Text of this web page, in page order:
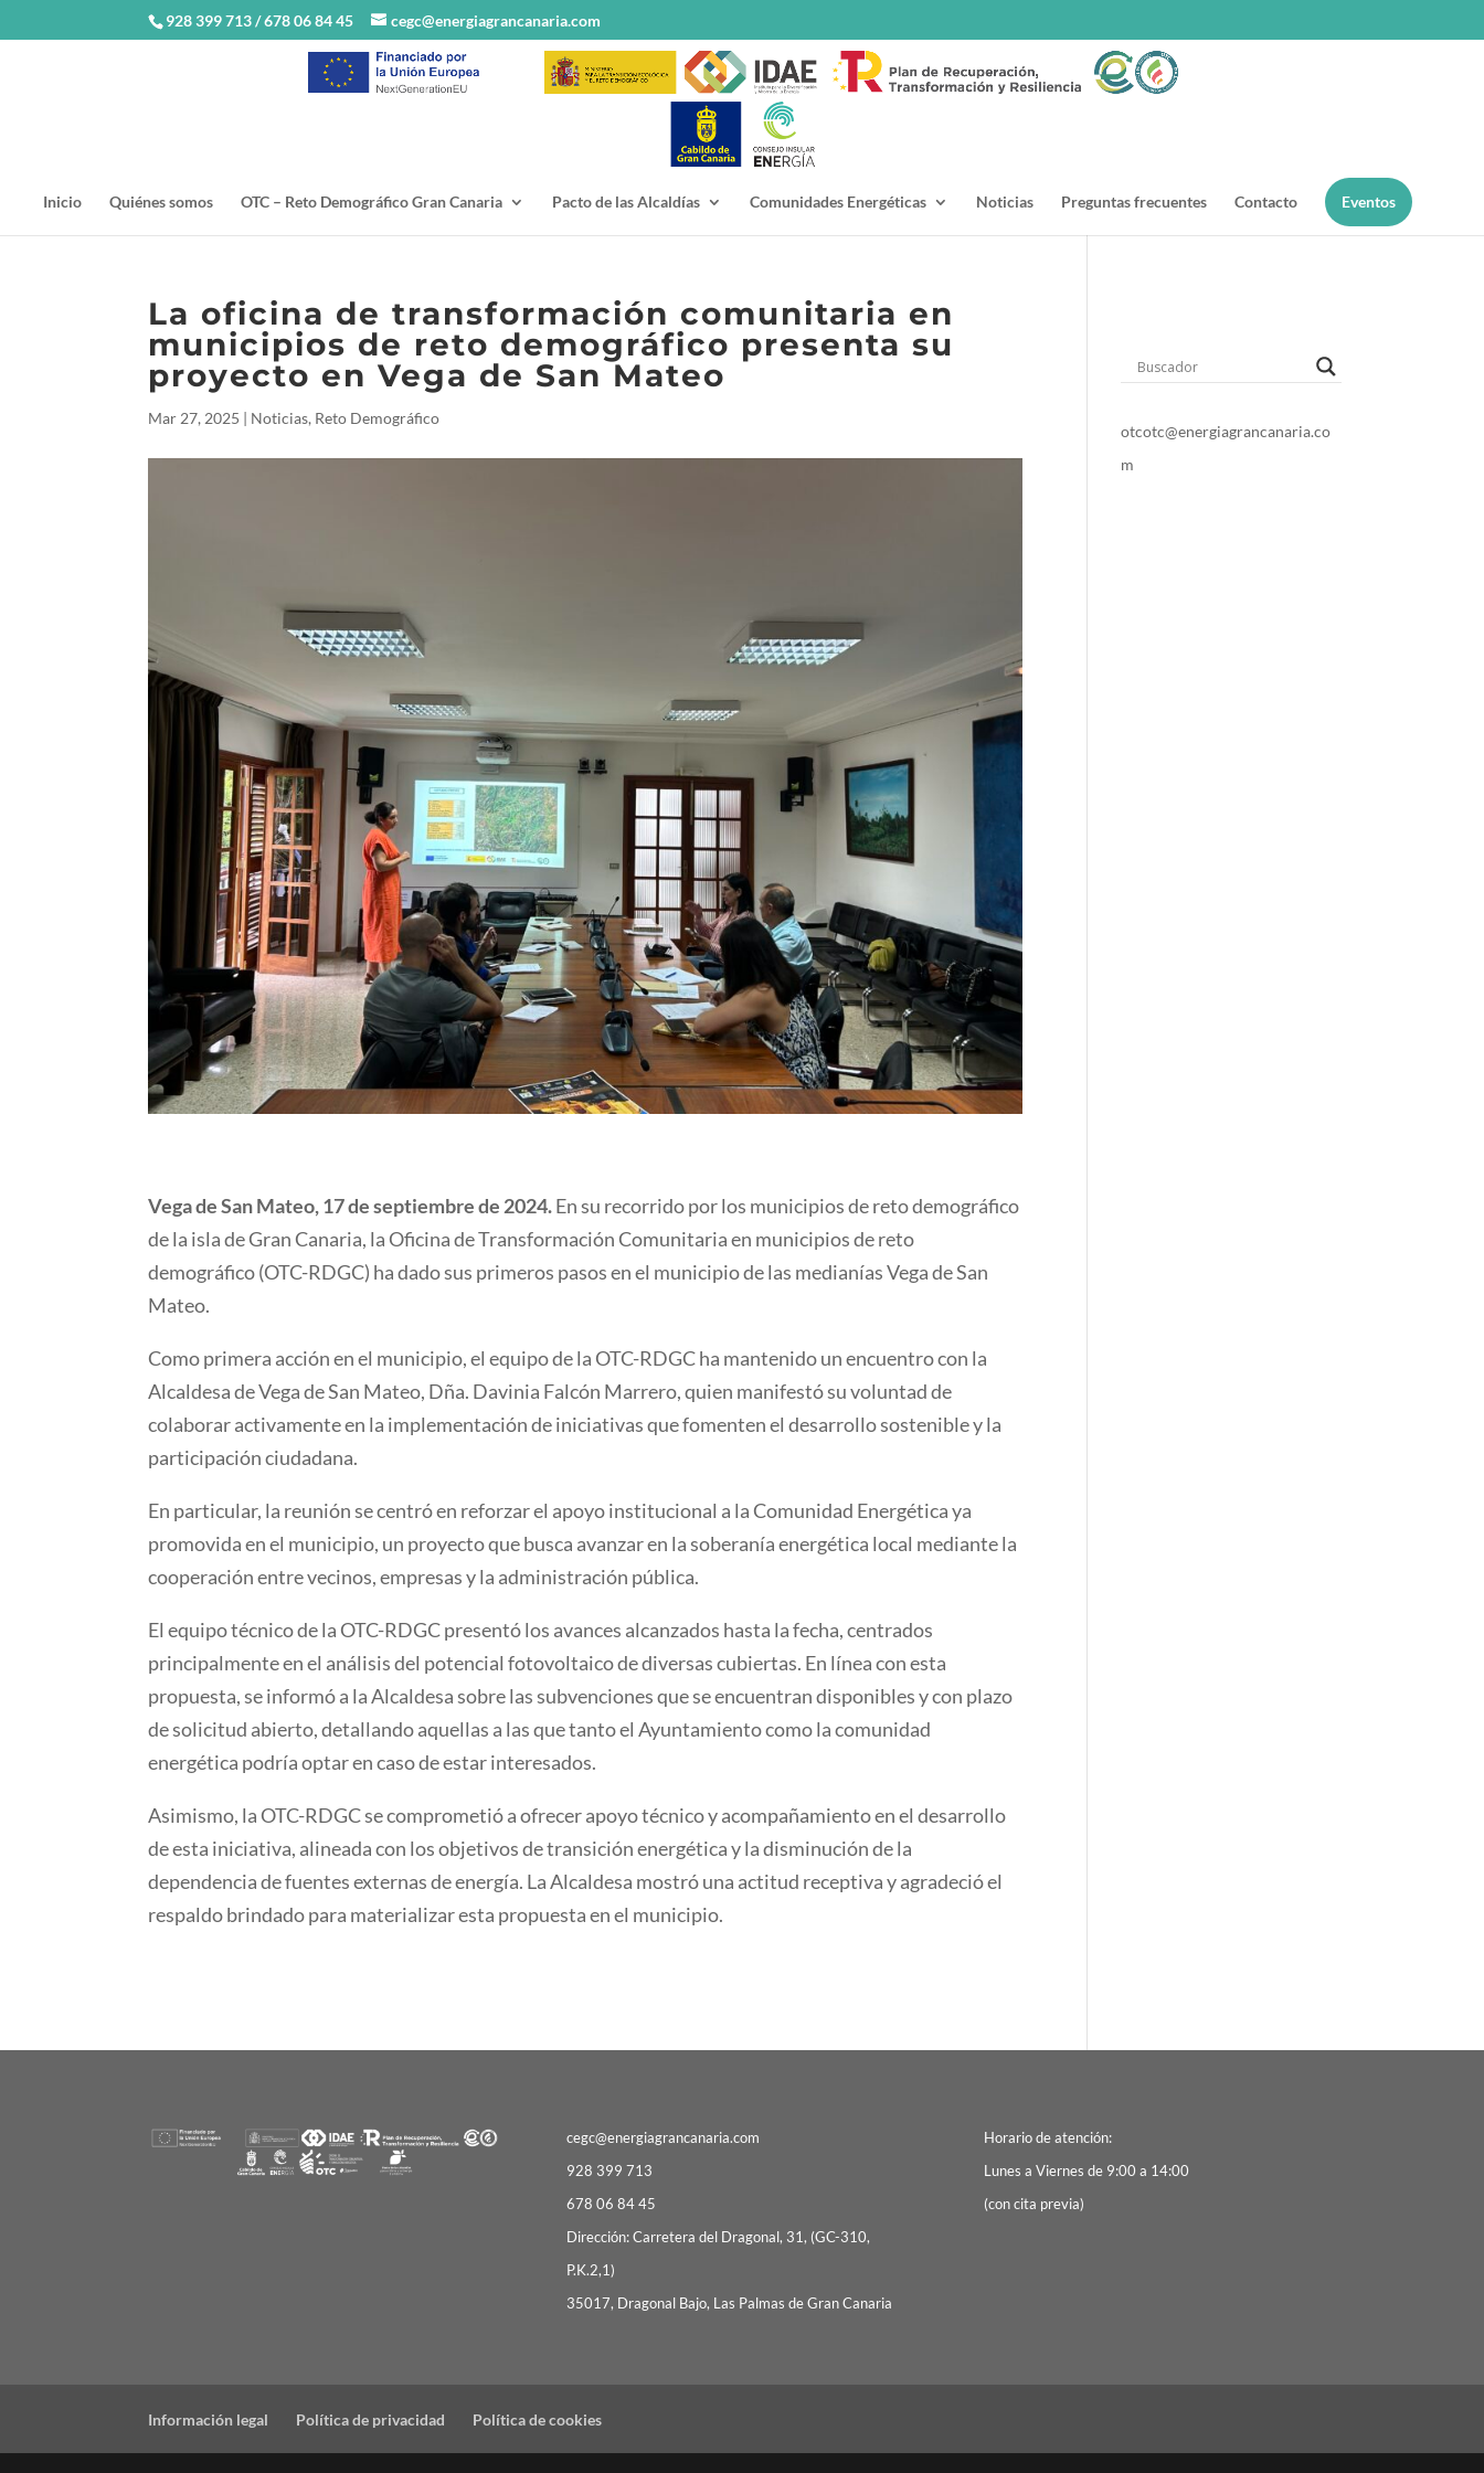
928 399 713 / 678 06 84 45 cegc@energiagrancanaria.com
Inicio Quiénes somos OTC – Reto Demográfico Gran Canaria Pacto de las Alcaldías Comunidades Energéticas Noticias Preguntas frecuentes Contacto Eventos
La oficina de transformación comunitaria en
municipios de reto demográfico presenta su
proyecto en Vega de San Mateo
Mar 27, 2025 | Noticias, Reto Demográfico
Vega de San Mateo, 17 de septiembre de 2024.En su recorrido por los municipios de reto demográfico
de la isla de Gran Canaria, la Oficina de Transformación Comunitaria en municipios de reto
demográfico (OTC-RDGC) ha dado sus primeros pasos en el municipio de las medianías Vega de San
Mateo.
Como primera acción en el municipio, el equipo de la OTC-RDGC ha mantenido un encuentro con la
Alcaldesa de Vega de San Mateo, Dña. Davinia Falcón Marrero, quien manifestó su voluntad de
colaborar activamente en la implementación de iniciativas que fomenten el desarrollo sostenible y la
participación ciudadana.
En particular, la reunión se centró en reforzar el apoyo institucional a la Comunidad Energética ya
promovida en el municipio, un proyecto que busca avanzar en la soberanía energética local mediante la
cooperación entre vecinos, empresas y la administración pública.
El equipo técnico de la OTC-RDGC presentó los avances alcanzados hasta la fecha, centrados
principalmente en el análisis del potencial fotovoltaico de diversas cubiertas. En línea con esta
propuesta, se informó a la Alcaldesa sobre las subvenciones que se encuentran disponibles y con plazo
de solicitud abierto, detallando aquellas a las que tanto el Ayuntamiento como la comunidad
energética podría optar en caso de estar interesados.
Asimismo, la OTC-RDGC se comprometió a ofrecer apoyo técnico y acompañamiento en el desarrollo
de esta iniciativa, alineada con los objetivos de transición energética y la disminución de la
dependencia de fuentes externas de energía. La Alcaldesa mostró una actitud receptiva y agradeció el
respaldo brindado para materializar esta propuesta en el municipio.
otcotc@energiagrancanaria.co
m
cegc@energiagrancanaria.com
928 399 713
678 06 84 45
Dirección: Carretera del Dragonal, 31, (GC-310,
P.K.2,1)
35017, Dragonal Bajo, Las Palmas de Gran Canaria
Horario de atención:
Lunes a Viernes de 9:00 a 14:00
(con cita previa)
Información legal Política de privacidad Política de cookies